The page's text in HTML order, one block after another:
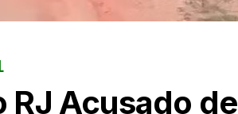
RJ Acusado de